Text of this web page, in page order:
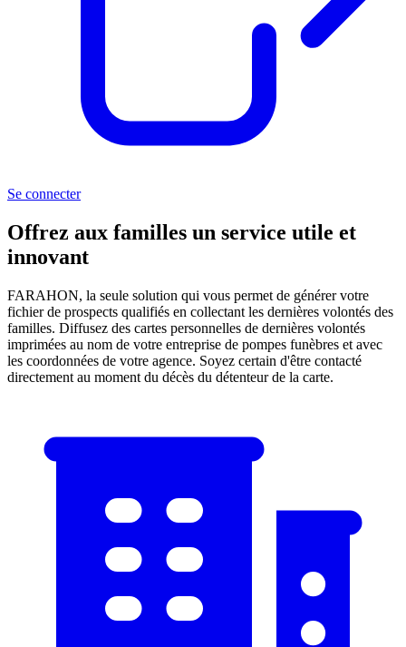
Se connecter
Offrez aux familles un service utile et
innovant
FARAHON, la seule solution qui vous permet de générer votre
fichier de prospects qualifiés en collectant les dernières volontés des
familles. Diffusez des cartes personnelles de dernières volontés
imprimées au nom de votre entreprise de pompes funèbres et avec
les coordonnées de votre agence. Soyez certain d'être contacté
directement au moment du décès du détenteur de la carte.